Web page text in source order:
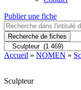
Publier une fiche
Recherche de fiches
Accueil » NOMEN »
Sculpteur